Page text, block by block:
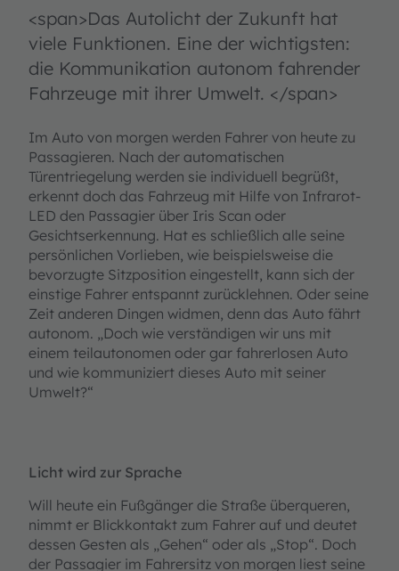
<span>Das Autolicht der Zukunft hat
viele Funktionen. Eine der wichtigsten:
die Kommunikation autonom fahrender
Fahrzeuge mit ihrer Umwelt. </span>
Im Auto von morgen werden Fahrer von heute zu
Passagieren. Nach der automatischen
Türentriegelung werden sie individuell begrüßt,
erkennt doch das Fahrzeug mit Hilfe von Infrarot-
LED den Passagier über Iris Scan oder
Gesichtserkennung. Hat es schließlich alle seine
persönlichen Vorlieben, wie beispielsweise die
bevorzugte Sitzposition eingestellt, kann sich der
einstige Fahrer entspannt zurücklehnen. Oder seine
Zeit anderen Dingen widmen, denn das Auto fährt
autonom. „Doch wie verständigen wir uns mit
einem teilautonomen oder gar fahrerlosen Auto
und wie kommuniziert dieses Auto mit seiner
Umwelt?“
Licht wird zur Sprache
Will heute ein Fußgänger die Straße überqueren,
nimmt er Blickkontakt zum Fahrer auf und deutet
dessen Gesten als „Gehen“ oder als „Stop“. Doch
der Passagier im Fahrersitz von morgen liest seine